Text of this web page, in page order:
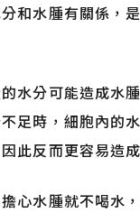
和水腫有關係，
水分可能造成水
足時，細胞內的
此反而更容易造
心水腫就不喝水